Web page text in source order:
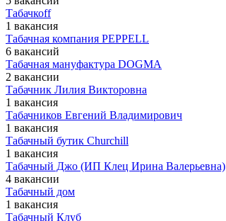
Табачкоff
1 вакансия
Табачная компания PEPPELL
6 вакансий
Табачная мануфактура DOGMA
2 вакансии
Табачник Лилия Викторовна
1 вакансия
Табачников Евгений Владимирович
1 вакансия
Табачный бутик Churchill
1 вакансия
Табачный Джо (ИП Клец Ирина Валерьевна)
4 вакансии
Табачный дом
1 вакансия
Табачный Клуб